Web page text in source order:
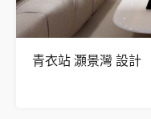
青衣站 灝景灣 設計